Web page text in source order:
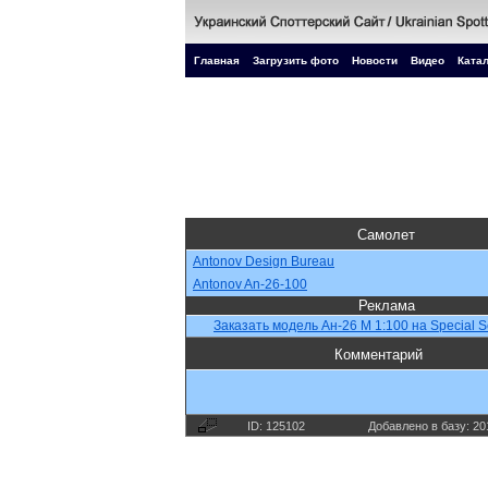
Главная Загрузить фото Новости Видео
Самолет
Antonov Design Bureau
Antonov An-26-100
Реклама
Заказать модель Ан-26 М 1:100 на Special
Комментарий
ID: 125102 Добавлено в базу: